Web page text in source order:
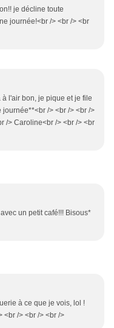
je décline toute
journée!<br /> <br /> <br
l'air bon, je pique et je file
journée**<br /> <br /> <br />
/> Caroline<br /> <br /> <br
un petit café!!! Bisous*
à ce que je vois, lol !
<br /> <br /> <br />